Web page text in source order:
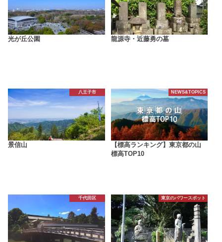
光が丘公園 龍源寺・近藤勇の墓
八王子市
景信山
NEWS&TOPICS
【標高ランキング】東京都の山
標高TOP10
千代田区 東京のパワースポット